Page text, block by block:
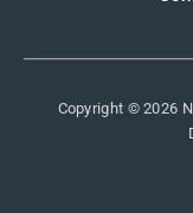
Copyright © 2026